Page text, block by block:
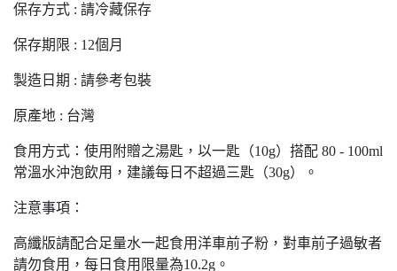
保存方式 : 請冷藏保存
保存期限 : 12個月
製造日期 : 請參考包裝
原產地 : 台灣
食用方式：使用附贈之湯匙，以一匙（10g）搭配 80 - 100ml
常溫水沖泡飲用，建議每日不超過三匙（30g）。
注意事項：
高纖版請配合足量水一起食用洋車前子粉，對車前子過敏者
請勿食用，每日食用限量為10.2g。